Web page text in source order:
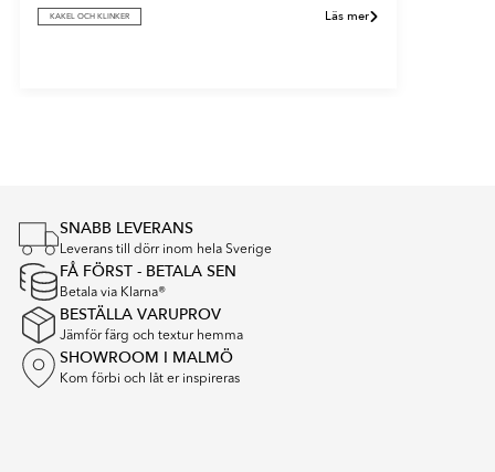
KAKEL OCH KLINKER Läs mer
SNABB LEVERANS
Leverans till dörr inom hela Sverige
FÅ FÖRST - BETALA SEN
Betala via Klarna®
BESTÄLLA VARUPROV
Jämför färg och textur hemma
SHOWROOM I MALMÖ
Kom förbi och låt er inspireras